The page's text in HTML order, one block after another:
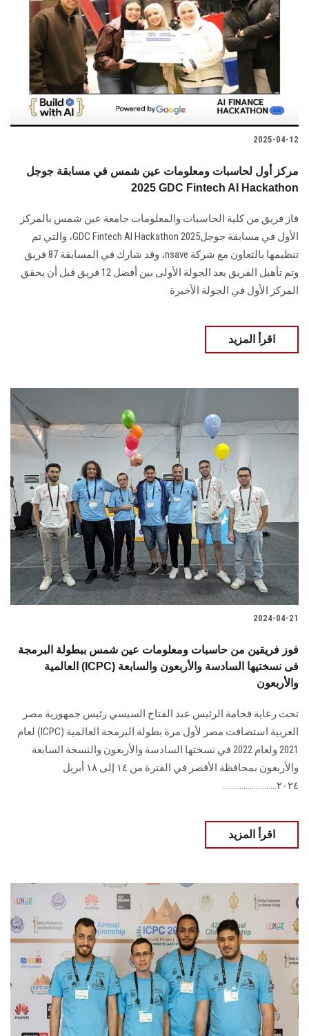
2025-04-12
مركز أول لحاسبات ومعلومات عين شمس في مسابقة جوجل
2025 GDC Fintech AI Hackathon
فاز فريق من كلية الحاسبات والمعلومات جامعة عين شمس بالمركز
الأول في مسابقة جوجلGDC Fintech AI Hackathon 2025، والتي تم
تنظيمها بالتعاون مع شركة nsave، وقد شارك في المسابقة 87 فريق
وتم تأهيل الفريق بعد الجولة الأولى بين أفضل 12 فريق قبل أن يحقق
المركز الأول في الجولة الأخيرة
اقرأ المزيد
2024-04-21
فوز فريقين من حاسبات ومعلومات عين شمس ببطولة البرمجة
العالمية (ICPC) فى نسختيها السادسة والأربعون والسابعة
والأربعون
تحت رعاية فخامة الرئيس عبد الفتاح السيسي رئيس جمهورية مصر
العربية استضافت مصر لأول مرة بطولة البرمجة العالمية (ICPC) لعام
2021 ولعام 2022 في نسختها السادسة والأربعون والنسخة السابعة
والأربعون بمحافظة الأقصر في الفترة من ١٤ إلى ١٨ أبريل
٢٠٢٤..........................
اقرأ المزيد